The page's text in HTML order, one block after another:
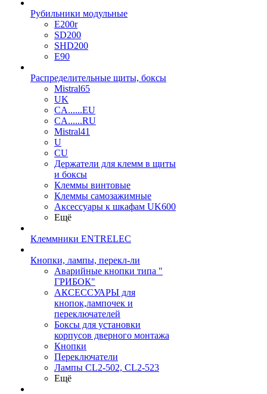
Рубильники модульные
E200r
SD200
SHD200
E90
Распределительные щиты, боксы
Mistral65
UK
CA......EU
CA......RU
Mistral41
U
CU
Держатели для клемм в щиты
и боксы
Клеммы винтовые
Клеммы самозажимные
Аксессуары к шкафам UK600
Ещё
Клеммники ENTRELEC
Кнопки, лампы, перекл-ли
Аварийные кнопки типа "
ГРИБОК"
АКСЕССУАРЫ для
кнопок,лампочек и
переключателей
Боксы для установки
корпусов дверного монтажа
Кнопки
Переключатели
Лампы CL2-502, CL2-523
Ещё